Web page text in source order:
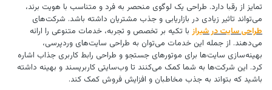
تمایز از رقبا دارد. طراحی یک لوگوی منحصر به فرد و متناسب با هویت برند،
می‌تواند تاثیر زیادی در بازاریابی و جذب مشتریان داشته باشد. شرکت‌های
طراحی سایت در شیرازبا تکیه بر تخصص و تجربه، خدمات متنوعی را ارائه
می‌دهند. از جمله این خدمات می‌توان به طراحی سایت‌های وردپرسی،
بهینه‌سازی سایت‌ها برای موتورهای جستجو و طراحی رابط کاربری جذاب اشاره
کرد. این شرکت‌ها به شما کمک می‌کنند تا وب‌سایتی کاربرپسند و بهینه داشته
باشید که بتواند به جذب مخاطبان و افزایش فروش کمک کند.